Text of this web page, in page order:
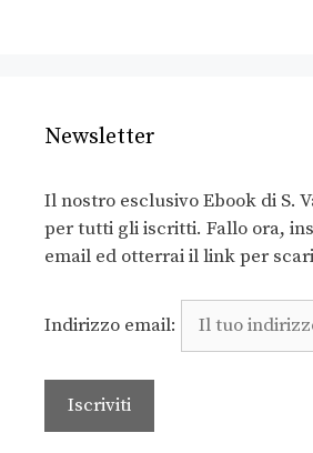
Newsletter
Il nostro esclusivo Ebook di S.
per tutti gli iscritti. Fallo ora,
email ed otterrai il link per
Indirizzo email: